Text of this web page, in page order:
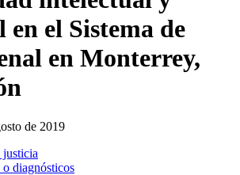
en el Sistema de
en Monterrey,
de 2019
justicia
diagnósticos